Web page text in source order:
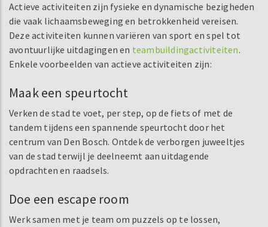
Actieve activiteiten zijn fysieke en dynamische bezigheden
die vaak lichaamsbeweging en betrokkenheid vereisen.
Deze activiteiten kunnen variëren van sport en spel tot
avontuurlijke uitdagingen en teambuildingactiviteiten.
Enkele voorbeelden van actieve activiteiten zijn:
Maak een speurtocht
Verken de stad te voet, per step, op de fiets of met de
tandem tijdens een spannende speurtocht door het
centrum van Den Bosch. Ontdek de verborgen juweeltjes
van de stad terwijl je deelneemt aan uitdagende
opdrachten en raadsels.
Doe een escape room
Werk samen met je team om puzzels op te lossen,